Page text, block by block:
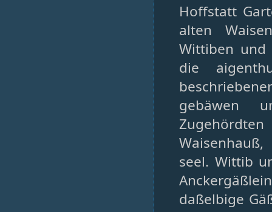
Hoffstatt
alten
Wittiben und
die
gebäwen
seel. Wittib
daßelbige